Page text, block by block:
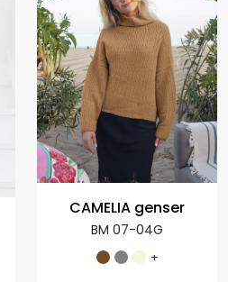
CAMELIA genser
BM 07-04G
+